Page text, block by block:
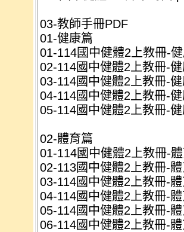
03-教師手冊PDF
01-健康篇
01-114國中健體2上教冊-
02-114國中健體2上教冊-
03-114國中健體2上教冊-
04-114國中健體2上教冊-
05-114國中健體2上教冊-
02-體育篇
01-114國中健體2上教冊-
02-113國中健體2上教冊-
03-114國中健體2上教冊-
04-114國中健體2上教冊-
05-114國中健體2上教冊-
06-114國中健體2上教冊-